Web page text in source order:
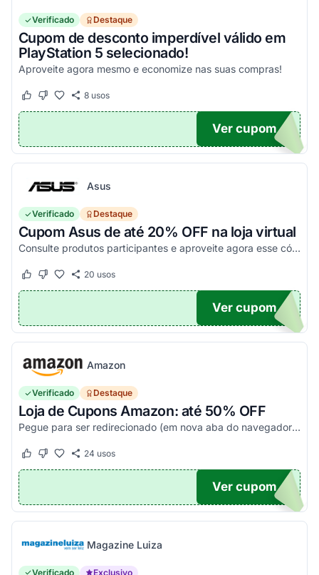
Verificado Destaque
Cupom de desconto imperdível válido em
PlayStation 5 selecionado!
Aproveite agora mesmo e economize nas suas compras!
Este cupom funcionou
Este cupom não funcionou
8usos
O100
Ver cupom
Asus
Verificado Destaque
Cupom Asus de até 20% OFF na loja virtual
Consulte produtos participantes e aproveite agora esse código promocional!
Este cupom funcionou
Este cupom não funcionou
20 usos
20
Ver cupom
Amazon
Verificado Destaque
Loja de Cupons Amazon: até 50% OFF
Pegue para ser redirecionado (em nova aba do navegador) e acesse todos os cupons disponíveis da Amazon Brasil. Aproveite para economizar nesse link. Corra e garanta já o seu descon...
Este cupom funcionou
Este cupom não funcionou
24 usos
TICO
Ver cupom
Magazine Luiza
Verificado Exclusivo